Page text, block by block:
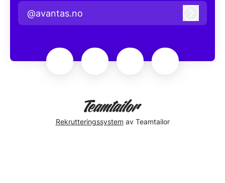
@avantas.no
Rekrutteringssystem av Teamtailor